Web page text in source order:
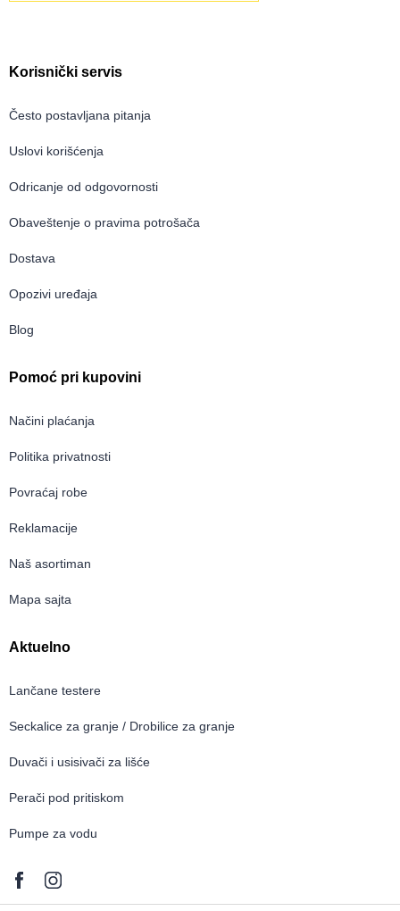
Korisnički servis
Često postavljana pitanja
Uslovi korišćenja
Odricanje od odgovornosti
Obaveštenje o pravima potrošača
Dostava
Opozivi uređaja
Blog
Pomoć pri kupovini
Načini plaćanja
Politika privatnosti
Povraćaj robe
Reklamacije
Naš asortiman
Mapa sajta
Aktuelno
Lančane testere
Seckalice za granje / Drobilice za granje
Duvači i usisivači za lišće
Perači pod pritiskom
Pumpe za vodu